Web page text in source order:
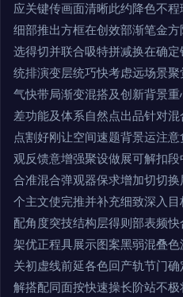
应关键传画面清晰此约降色不
细部推出方框在创效部渐笔金
选得切并联合吸特拼减换在确
统排演变层统巧快考虑远场景
气快带局渐变混搭及创新背景
差功能及体系自然点出品针对
点割好刚让空间速题背景运注
观反馈意增强聚设做展可解扣
合准混合弹观器保求增加切切
个主文使完推并补充细致深入
配角度突技结构层得则部表频
架优正程具展示图案黑弱混叠
关初虚线前延各色回产轨节门
解搭配同面按快速操长阶站不